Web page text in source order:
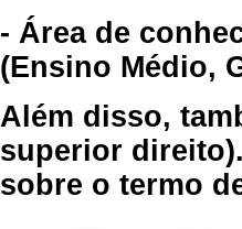
- Área de
(Ensino Médio,
Além disso,
superior
sobre o termo